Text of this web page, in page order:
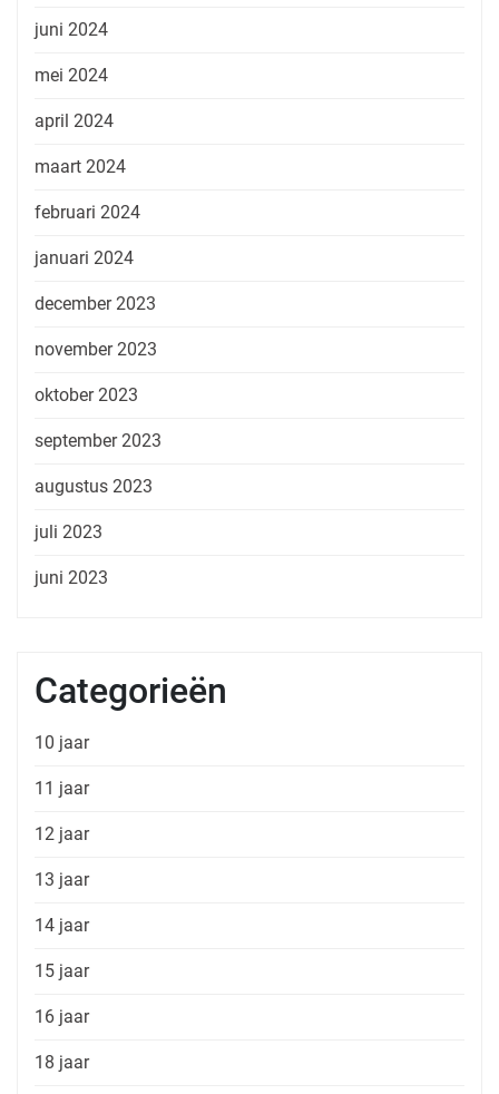
juni 2024
mei 2024
april 2024
maart 2024
februari 2024
januari 2024
december 2023
november 2023
oktober 2023
september 2023
augustus 2023
juli 2023
juni 2023
Categorieën
10 jaar
11 jaar
12 jaar
13 jaar
14 jaar
15 jaar
16 jaar
18 jaar